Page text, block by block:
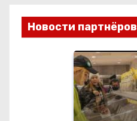
Новости партнёров